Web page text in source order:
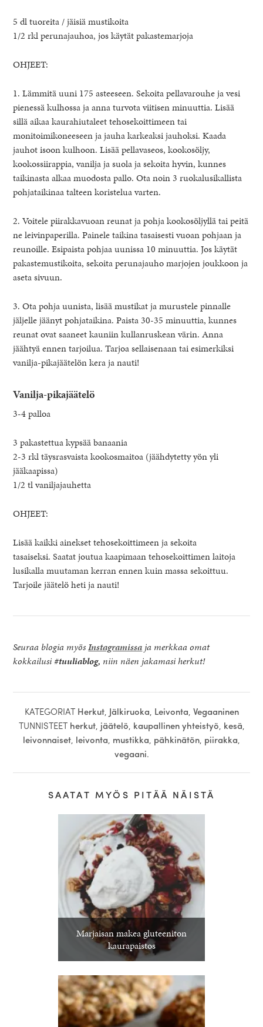
5 dl tuoreita / jäisiä mustikoita
1/2 rkl perunajauhoa, jos käytät pakastemarjoja
OHJEET:
1. Lämmitä uuni 175 asteeseen. Sekoita pellavarouhe ja vesi
pienessä kulhossa ja anna turvota viitisen minuuttia. Lisää
sillä aikaa kaurahiutaleet tehosekoittimeen tai
monitoimikoneeseen ja jauha karkeaksi jauhoksi. Kaada
jauhot isoon kulhoon. Lisää pellavaseos, kookosöljy,
kookossiirappia, vanilja ja suola ja sekoita hyvin, kunnes
taikinasta alkaa muodosta pallo. Ota noin 3 ruokalusikallista
pohjataikinaa talteen koristelua varten.
2. Voitele piirakkavuoan reunat ja pohja kookosöljyllä tai peitä
ne leivinpaperilla. Painele taikina tasaisesti vuoan pohjaan ja
reunoille. Esipaista pohjaa uunissa 10 minuuttia. Jos käytät
pakastemustikoita, sekoita perunajauho marjojen joukkoon ja
aseta sivuun.
3. Ota pohja uunista, lisää mustikat ja murustele pinnalle
jäljelle jäänyt pohjataikina. Paista 30-35 minuuttia, kunnes
reunat ovat saaneet kauniin kullanruskean värin. Anna
jäähtyä ennen tarjoilua. Tarjoa sellaisenaan tai esimerkiksi
vanilja-pikajäätelön kera ja nauti!
Vanilja-pikajäätelö
3-4 palloa
3 pakastettua kypsää banaania
2-3 rkl täysrasvaista kookosmaitoa (jäähdytetty yön yli
jääkaapissa)
1/2 tl vaniljajauhetta
OHJEET:
Lisää kaikki ainekset tehosekoittimeen ja sekoita
tasaiseksi. Saatat joutua kaapimaan tehosekoittimen laitoja
lusikalla muutaman kerran ennen kuin massa sekoittuu.
Tarjoile jäätelö heti ja nauti!
Seuraa blogia myösInstagramissa ja merkkaa omat
kokkailusi#tuuliablog, niin näen jakamasi herkut!
KATEGORIAT Herkut, Jälkiruoka, Leivonta, Vegaaninen
TUNNISTEET herkut, jäätelö, kaupallinen yhteistyö, kesä,
leivonnaiset, leivonta, mustikka, pähkinätön, piirakka,
vegaani.
SAATAT MYÖS PITÄÄ NÄISTÄ
Marjaisan makea gluteeniton
kaurapaistos